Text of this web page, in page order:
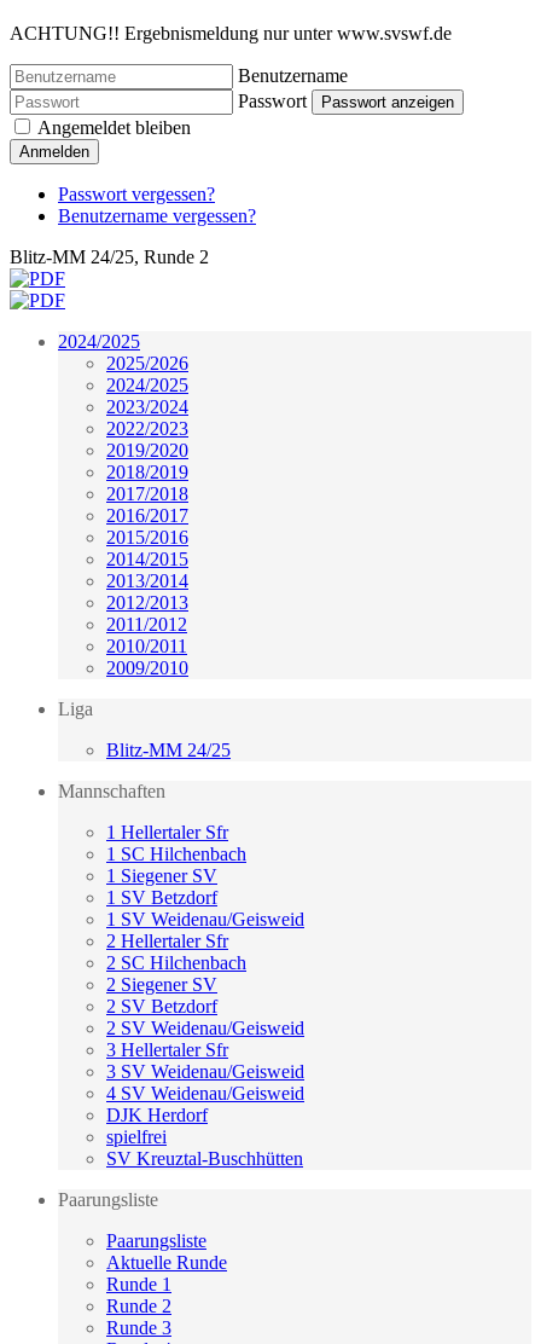
ACHTUNG!! Ergebnismeldung nur unter www.svswf.de
Benutzername
Passwort
Passwort anzeigen
Angemeldet bleiben
Anmelden
Passwort vergessen?
Benutzername vergessen?
Blitz-MM 24/25, Runde 2
2024/2025
2025/2026
2024/2025
2023/2024
2022/2023
2019/2020
2018/2019
2017/2018
2016/2017
2015/2016
2014/2015
2013/2014
2012/2013
2011/2012
2010/2011
2009/2010
Liga
Blitz-MM 24/25
Mannschaften
1 Hellertaler Sfr
1 SC Hilchenbach
1 Siegener SV
1 SV Betzdorf
1 SV Weidenau/Geisweid
2 Hellertaler Sfr
2 SC Hilchenbach
2 Siegener SV
2 SV Betzdorf
2 SV Weidenau/Geisweid
3 Hellertaler Sfr
3 SV Weidenau/Geisweid
4 SV Weidenau/Geisweid
DJK Herdorf
spielfrei
SV Kreuztal-Buschhütten
Paarungsliste
Paarungsliste
Aktuelle Runde
Runde 1
Runde 2
Runde 3